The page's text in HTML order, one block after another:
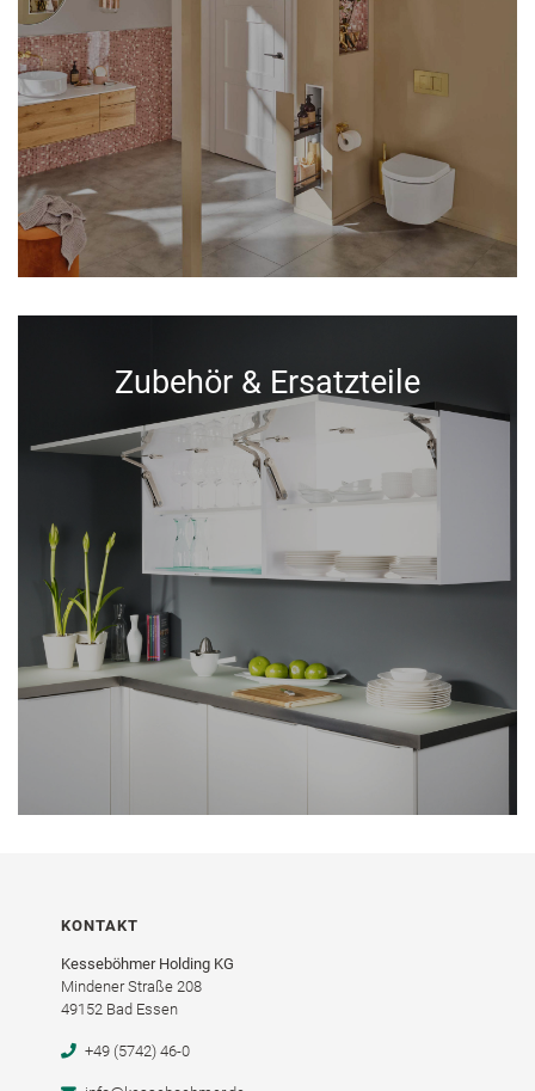
Zubehör & Ersatzteile
KONTAKT
Kesseböhmer Holding KG
Mindener Straße 208
49152 Bad Essen
+49 (5742) 46-0